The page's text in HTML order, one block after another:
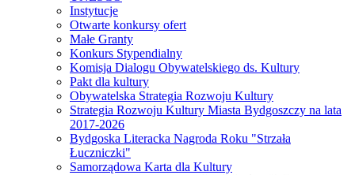
Instytucje
Otwarte konkursy ofert
Małe Granty
Konkurs Stypendialny
Komisja Dialogu Obywatelskiego ds. Kultury
Pakt dla kultury
Obywatelska Strategia Rozwoju Kultury
Strategia Rozwoju Kultury Miasta Bydgoszczy na lata
2017-2026
Bydgoska Literacka Nagroda Roku "Strzała
Łuczniczki"
Samorządowa Karta dla Kultury